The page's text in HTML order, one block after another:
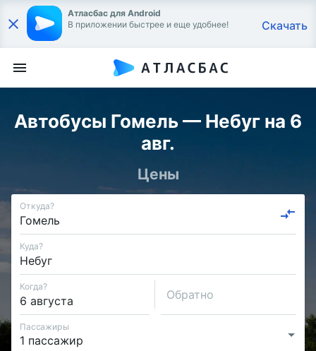
Атласбас для Android
В приложении быстрее и еще удобнее!
Скачать
Автобусы Гомель — Небуг на 6
авг.
Цены
Откуда?
Куда?
Когда?
Обратно
Пассажиры